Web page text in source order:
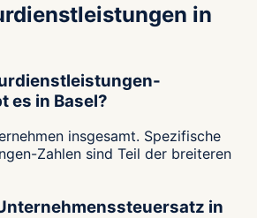
in
es in Basel?
insgesamt. Spezifische
Zahlen sind Teil der breiteren
in